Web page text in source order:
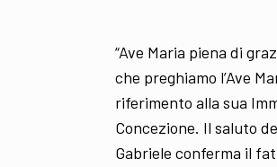
“Ave Maria piena di
che preghiamo l’Ave
riferimento alla sua
Concezione. Il saluto
Gabriele conferma il